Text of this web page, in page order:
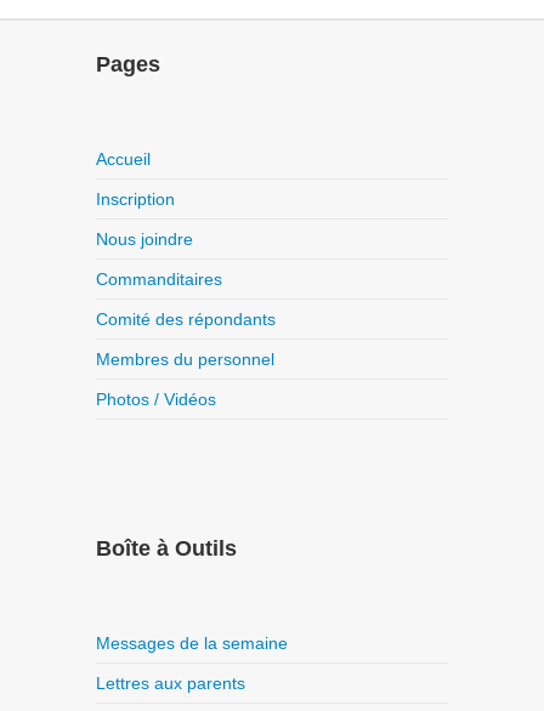
Pages
Accueil
Inscription
Nous joindre
Commanditaires
Comité des répondants
Membres du personnel
Photos / Vidéos
Boîte à Outils
Messages de la semaine
Lettres aux parents